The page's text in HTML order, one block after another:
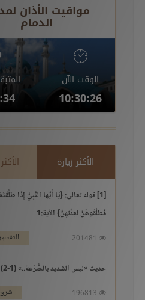
مواقيت الأذان
الدمام
الوقت الآن
10:30:27
الأكثر زيارة
[1] قوله تعالى: {يَا أَيُّهَا النَّبِيُّ إِذَا
فَطَلِّقُوهُنَّ لِعِدَّتِهِنَّ} الآية:1
حديث «ليس الشديد بالصُّرَعة..» (1-2)